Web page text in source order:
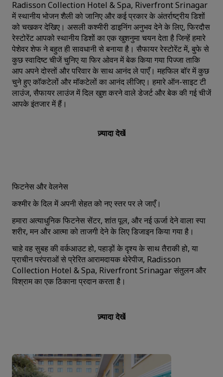
Radisson Collection Hotel & Spa, Riverfront Srinagar
में स्थानीय भोजन शैली को जानिए और कई प्रकार के अंतर्राष्ट्रीय डिशों
को चखकर देखिए। असली कश्मीरी डाइनिंग अनुभव देने के लिए, फिरदौस
रेस्टोरेंट आपको स्थानीय डिशों का एक खुशनुमा चयन देता है जिन्हें हमारे
पेशेवर शेफ ने बहुत ही सावधानी से बनाया है। सैफायर रेस्टोरेंट में, बुफे से
कुछ स्वादिष्ट चीजें चुनिए या फिर ओवन में बेक किया गया पिज्जा ताकि
आप अपने दोस्तों और परिवार के साथ आनंद ले पाएँ। महफिल बॉर में कुछ
चुने हुए कॉकटेलों और मॉकटेलों का आनंद लीजिए। हमारे ऑन-साइट टी
लाउंज, सैफायर लाउंज में दिल खुश करने वाले डेजर्ट और बेक की गई चीजें
आपके इंतजार में हैं।
ज़्यादा देखें
फिटनेस और वेलनेस
कश्मीर के दिल में अपनी सेहत को नए स्तर पर ले जाएँ।
हमारा अत्याधुनिक फिटनेस सेंटर, शांत पूल, और नई ऊर्जा देने वाला स्पा
शरीर, मन और आत्मा को ताजगी देने के लिए डिजाइन किया गया है।
चाहे वह सुबह की वर्कआउट हो, पहाड़ों के दृश्य के साथ तैराकी हो, या
प्राचीन परंपराओं से प्रेरित आरामदायक थेरेपीज, Radisson
Collection Hotel & Spa, Riverfront Srinagar संतुलन और
विश्राम का एक ठिकाना प्रदान करता है।
ज़्यादा देखें